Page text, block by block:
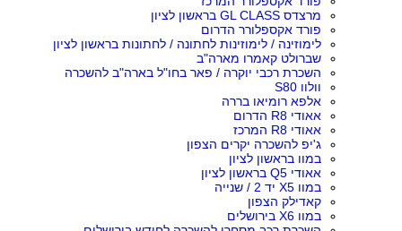
מרצדס GL CLASS בראשון לציון
פורד אקספלורר הדרום
לימוזינה / לימוזינות לחתונה / לחתונות בראשון לציון
שברולט קאמרו מארה"ב
השכרת רכבי יוקרה / פאר בחו"ל בארה"ב להשכרה
וולוו S80
אלפא רומיאו בררה
אאודי R8 הדרום
אאודי R8 המרכז
ג'יפ להשכרה יקרים הצפון
במוו בראשון לציון
אאודי Q5 בראשון לציון
במוו X5 יד 2 / שנייה
קאדילק הצפון
במוו X6 בירושלים